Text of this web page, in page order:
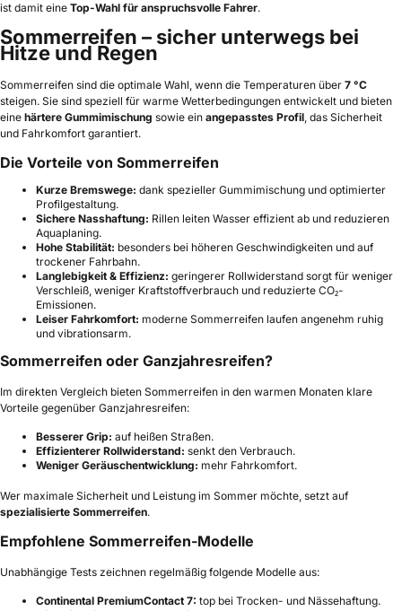
ist damit eine Top-Wahl für anspruchsvolle Fahrer.
Sommerreifen – sicher unterwegs bei
Hitze und Regen
Sommerreifen sind die optimale Wahl, wenn die Temperaturen über 7 °C
steigen. Sie sind speziell für warme Wetterbedingungen entwickelt und bieten
eine härtere Gummimischung sowie ein angepasstes Profil, das Sicherheit
und Fahrkomfort garantiert.
Die Vorteile von Sommerreifen
Kurze Bremswege: dank spezieller Gummimischung und optimierter
Profilgestaltung.
Sichere Nasshaftung: Rillen leiten Wasser effizient ab und reduzieren
Aquaplaning.
Hohe Stabilität: besonders bei höheren Geschwindigkeiten und auf
trockener Fahrbahn.
Langlebigkeit & Effizienz: geringerer Rollwiderstand sorgt für weniger
Verschleiß, weniger Kraftstoffverbrauch und reduzierte CO₂-
Emissionen.
Leiser Fahrkomfort: moderne Sommerreifen laufen angenehm ruhig
und vibrationsarm.
Sommerreifen oder Ganzjahresreifen?
Im direkten Vergleich bieten Sommerreifen in den warmen Monaten klare
Vorteile gegenüber Ganzjahresreifen:
Besserer Grip: auf heißen Straßen.
Effizienterer Rollwiderstand: senkt den Verbrauch.
Weniger Geräuschentwicklung: mehr Fahrkomfort.
Wer maximale Sicherheit und Leistung im Sommer möchte, setzt auf
spezialisierte Sommerreifen.
Empfohlene Sommerreifen-Modelle
Unabhängige Tests zeichnen regelmäßig folgende Modelle aus:
Continental PremiumContact 7: top bei Trocken- und Nässehaftung.